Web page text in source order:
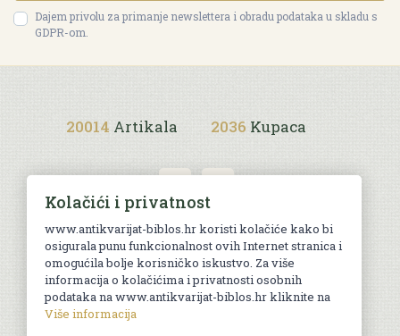
Dajem privolu za primanje newslettera i obradu podataka u skladu s
GDPR-om.
20014 Artikala 2036 Kupaca
Uvjeti kupnje
Kolačići i privatnost
www.antikvarijat-biblos.hr koristi kolačiće kako bi
osigurala punu funkcionalnost ovih Internet stranica i
omogućila bolje korisničko iskustvo. Za više
informacija o kolačićima i privatnosti osobnih
podataka na www.antikvarijat-biblos.hr kliknite na
Više informacija